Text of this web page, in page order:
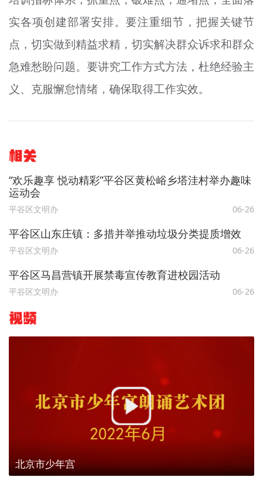
实各项创建部署安排。要注重细节，把握关键节
点，切实做到精益求精，切实解决群众诉求和群众
急难愁盼问题。要讲究工作方式方法，杜绝经验主
义、克服懈怠情绪，确保取得工作实效。
相关
“欢乐趣享 悦动精彩”平谷区黄松峪乡塔洼村举办趣味
运动会
平谷区文明办 06-26
平谷区山东庄镇：多措并举推动垃圾分类提质增效
平谷区文明办 06-26
平谷区马昌营镇开展禁毒宣传教育进校园活动
平谷区文明办 06-26
视频
北京市少年宫